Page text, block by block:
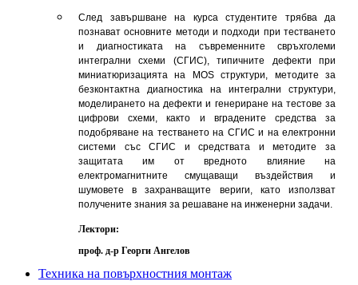
След завършване на курса студентите трябва да
познават основните методи и подходи при тестването
и диагностиката на съвременните свръхголеми
интегрални схеми (СГИС), типичните дефекти при
миниатюризацията на MOS структури, методите за
безконтактна диагностика на интегрални структури,
моделирането на дефекти и генериране на тестове за
цифрови схеми, както и вградените средства за
подобряване на тестването на СГИС и на електронни
системи със СГИС и средствата и методите за
защитата им от вредното влияние на
електромагнитните смущаващи въздействия и
шумовете в захранващите вериги, като използват
получените знания за решаване на инженерни задачи.
Лектори:
проф. д-р Георги Ангелов
Техника на повърхностния монтаж